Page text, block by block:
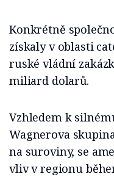
Konkrétně
získaly v oblasti
ruské vládní
miliard dolarů.
Vzhledem k
Wagnerova
na suroviny, se
vliv v regionu